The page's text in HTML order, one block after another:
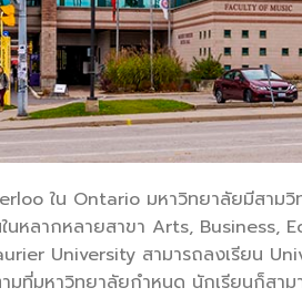
ใน Ontario มหาวิทยาลัยมีสา
หลากหลายสาขา Arts, Business,
University สามารถลงเรียน
มที่มหาวิทยาลัยกำหนด นักเรียนก็สา